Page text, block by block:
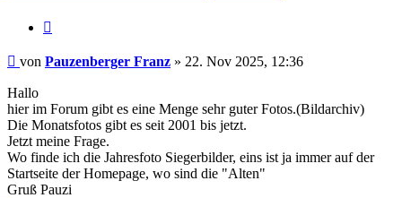
Beitrag
von Pauzenberger Franz » 22. Nov 2025, 12:36
Hallo
hier im Forum gibt es eine Menge sehr guter Fotos.(Bildarchiv)
Die Monatsfotos gibt es seit 2001 bis jetzt.
Jetzt meine Frage.
Wo finde ich die Jahresfoto Siegerbilder, eins ist ja immer auf der
Startseite der Homepage, wo sind die "Alten"
Gruß Pauzi